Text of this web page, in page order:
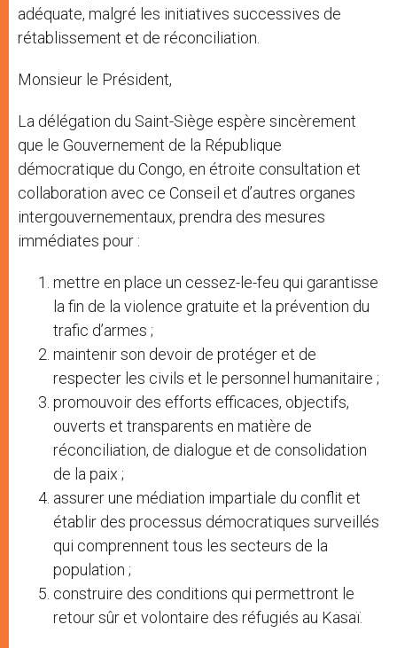
adéquate, malgré les initiatives successives de
rétablissement et de réconciliation.
Monsieur le Président,
La délégation du Saint-Siège espère sincèrement
que le Gouvernement de la République
démocratique du Congo, en étroite consultation et
collaboration avec ce Conseil et d’autres organes
intergouvernementaux, prendra des mesures
immédiates pour :
mettre en place un cessez-le-feu qui garantisse
la fin de la violence gratuite et la prévention du
trafic d’armes ;
maintenir son devoir de protéger et de
respecter les civils et le personnel humanitaire ;
promouvoir des efforts efficaces, objectifs,
ouverts et transparents en matière de
réconciliation, de dialogue et de consolidation
de la paix ;
assurer une médiation impartiale du conflit et
établir des processus démocratiques surveillés
qui comprennent tous les secteurs de la
population ;
construire des conditions qui permettront le
retour sûr et volontaire des réfugiés au Kasaï.